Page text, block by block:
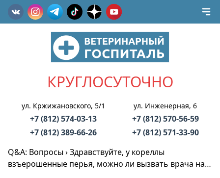
КРУГЛОСУТОЧНО
ул. Кржижановского, 5/1
+7 (812) 574-03-13
+7 (812) 389-66-26
ул. Инженерная, 6
+7 (812) 570-56-59
+7 (812) 571-33-90
Q&A: Вопросы›Здравствуйте, у кореллы
взъерошенные перья, можно ли вызвать врача на…